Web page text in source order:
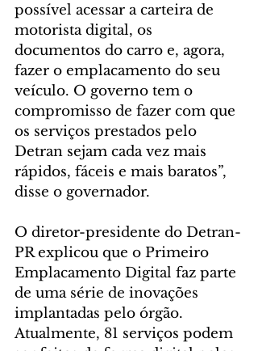
possível acessar a carteira de
motorista digital, os
documentos do carro e, agora,
fazer o emplacamento do seu
veículo. O governo tem o
compromisso de fazer com que
os serviços prestados pelo
Detran sejam cada vez mais
rápidos, fáceis e mais baratos”,
disse o governador.
O diretor-presidente do Detran-
PR explicou que o Primeiro
Emplacamento Digital faz parte
de uma série de inovações
implantadas pelo órgão.
Atualmente, 81 serviços podem